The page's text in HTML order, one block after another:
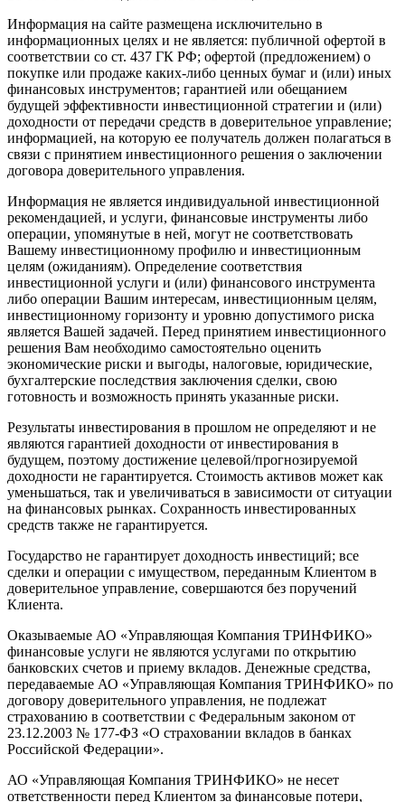
Информация на сайте размещена исключительно в
информационных целях и не является: публичной офертой в
соответствии со ст. 437 ГК РФ; офертой (предложением) о
покупке или продаже каких-либо ценных бумаг и (или) иных
финансовых инструментов; гарантией или обещанием
будущей эффективности инвестиционной стратегии и (или)
доходности от передачи средств в доверительное управление;
информацией, на которую ее получатель должен полагаться в
связи с принятием инвестиционного решения о заключении
договора доверительного управления.
Информация не является индивидуальной инвестиционной
рекомендацией, и услуги, финансовые инструменты либо
операции, упомянутые в ней, могут не соответствовать
Вашему инвестиционному профилю и инвестиционным
целям (ожиданиям). Определение соответствия
инвестиционной услуги и (или) финансового инструмента
либо операции Вашим интересам, инвестиционным целям,
инвестиционному горизонту и уровню допустимого риска
является Вашей задачей. Перед принятием инвестиционного
решения Вам необходимо самостоятельно оценить
экономические риски и выгоды, налоговые, юридические,
бухгалтерские последствия заключения сделки, свою
готовность и возможность принять указанные риски.
Результаты инвестирования в прошлом не определяют и не
являются гарантией доходности от инвестирования в
будущем, поэтому достижение целевой/прогнозируемой
доходности не гарантируется. Стоимость активов может как
уменьшаться, так и увеличиваться в зависимости от ситуации
на финансовых рынках. Сохранность инвестированных
средств также не гарантируется.
Государство не гарантирует доходность инвестиций; все
сделки и операции с имуществом, переданным Клиентом в
доверительное управление, совершаются без поручений
Клиента.
Оказываемые АО «Управляющая Компания ТРИНФИКО»
финансовые услуги не являются услугами по открытию
банковских счетов и приему вкладов. Денежные средства,
передаваемые АО «Управляющая Компания ТРИНФИКО» по
договору доверительного управления, не подлежат
страхованию в соответствии с Федеральным законом от
23.12.2003 № 177-ФЗ «О страховании вкладов в банках
Российской Федерации».
АО «Управляющая Компания ТРИНФИКО» не несет
ответственности перед Клиентом за финансовые потери,